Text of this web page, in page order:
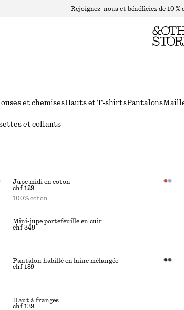
Rejoignez-nous et bénéficiez de 10
et chemisesHauts et T-shirtsPantalons
et collants
Jupe midi en coton
chf 129
100% coton
Mini-jupe portefeuille en cuir
chf 349
Pantalon habillé en laine mélangée
chf 189
Haut à franges
chf 139